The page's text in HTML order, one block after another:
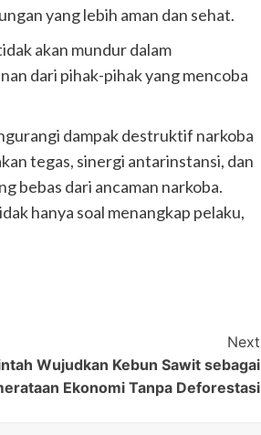
yang lebih aman dan sehat.
akan mundur dalam
dari pihak-pihak yang mencoba
dampak destruktif narkoba
tegas, sinergi antarinstansi, dan
bebas dari ancaman narkoba.
hanya soal menangkap pelaku,
Next
Wujudkan Kebun Sawit sebagai
Ekonomi Tanpa Deforestasi